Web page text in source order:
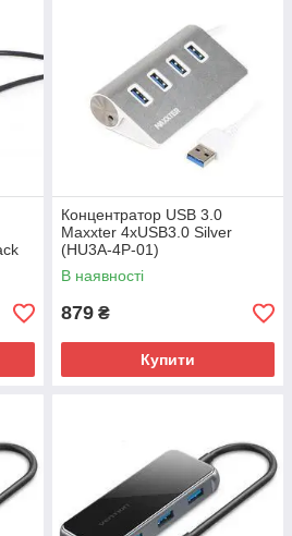
Концентратор USB 3.0
Maxxter 4хUSB3.0 Silver
(HU3A-4P-01)
В наявності
879 ₴
Купити